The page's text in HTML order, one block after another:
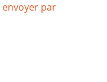
envoyer par